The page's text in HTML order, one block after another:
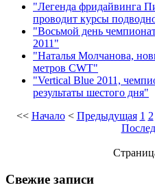
"Легенда фридайвинга
проводит курсы
"Восьмой день
2011"
"Наталья Молчанова,
метров CWT"
"Vertical Blue 2011,
результаты шестого дня"
<< Начало< Предыдущая 1 2
Свежие записи